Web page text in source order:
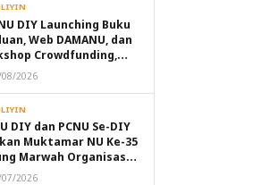
DIY Launching Buku
Web DAMANU, dan
Crowdfunding,
Transformasi
2026
DIY dan PCNU Se-DIY
Muktamar NU Ke-35
Marwah Organisasi,
Politik Transaksional
2026